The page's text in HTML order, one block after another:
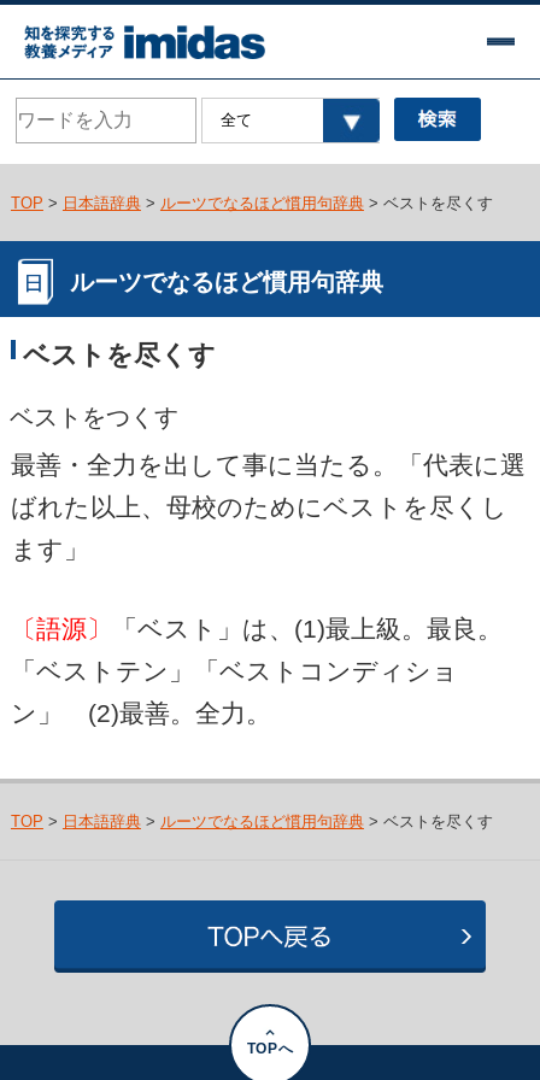
TOP > 日本語辞典> ルーツでなるほど慣用句辞典> ベストを尽くす
ルーツでなるほど慣用句辞典
ベストを尽くす
ベストをつくす
最善・全力を出して事に当たる。「代表に選
ばれた以上、母校のためにベストを尽くし
ます」
〔語源〕
「ベスト」は、(1)最上級。最良。
「ベストテン」「ベストコンディショ
ン」 (2)最善。全力。
TOP > 日本語辞典> ルーツでなるほど慣用句辞典> ベストを尽くす
TOPへ